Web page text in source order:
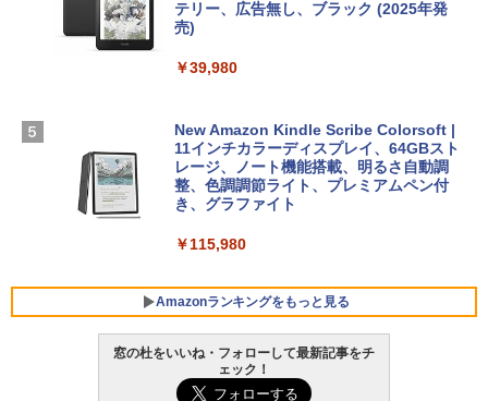
【Amazon.co.jp限定】 HP ノートパソコ
ン 15-fd 15.6インチ 16GBメモリ 512GB
FMV ノートパソコン WE1-K3 (MS 365 P
ersonal/Copilotキー搭載/Win 11/15.6型/
Core i5/16GB/SSD 512GB/ホワイト) FM
VWK3E15W_AZ
￥119,800
Robloxギフトカード - 1000 Robux 【限
インゲームコード】 ロブロックス |オン
￥1,600
1冊ですべて身につくHTML & CSSとWe
テリー、広告無し、ブラック (2025年発
売)
￥39,980
New Amazon Kindle Scribe Colorsoft |
11インチカラーディスプレイ、64GBスト
レージ、ノート機能搭載、明るさ自動調
整、色調調節ライト、プレミアムペン付
き、グラファイト
￥115,980
Amazonランキングをもっと見る
窓の杜をいいね・フォローして最新記事をチ
ェック！